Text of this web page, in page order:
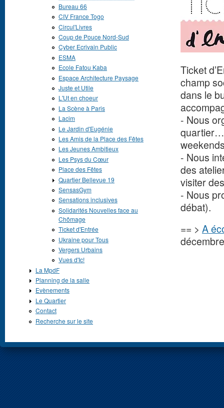
Ticket
champ
dans le
- Nous
- Nous
des
visiter
- Nous
débat).
== > A
Bureau 66
CIV France Togo
Circul'Livres
Coup de Pouce Nord-Sud
Cyber Ecrivain Public
ESMA
Ecole Fatou Kaba
Espace Architecture Paysage
Juste et Utile
L'Ut en choeur
La Scène à Paris
Lacim
Le Jardin d'Eugénie
Les Amis de la Place des Fêtes
Les Jeunes Ambitieux
Les Psys du Cœur
Place des Fêtes
Quartier Bellevue 19
SensasGym
Sensations inclusives
Solidarités Nouvelles face au
Chômage
Ticket d'Entrée
Ukraine pour Tous
Vergers Urbains
Vues d'Ic!
La MpdF
Planning de la salle
Evènements
Le Quartier
Contact
Recherche sur le site